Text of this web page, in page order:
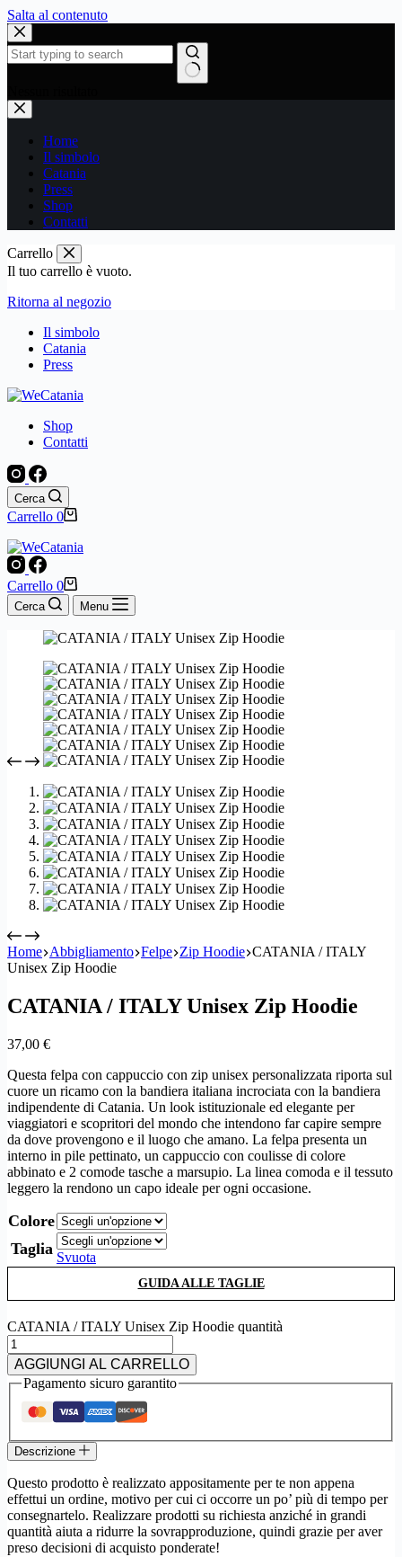
Salta al contenuto
Home
Il simbolo
Catania
Press
Shop
Contatti
Carrello
Il tuo carrello è vuoto.
Ritorna al negozio
Il simbolo
Catania
Press
Shop
Contatti
Cerca
Carrello 0
Carrello 0
Cerca Menu
Home Abbigliamento Felpe Zip Hoodie CATANIA / ITALY
Unisex Zip Hoodie
CATANIA / ITALY Unisex Zip Hoodie
37,00 €
Questa felpa con cappuccio con zip unisex personalizzata riporta sul
cuore un ricamo con la bandiera italiana incrociata con la bandiera
indipendente di Catania. Un look istituzionale ed elegante per
viaggiatori e scopritori del mondo che intendono far capire sempre
da dove provengono e il luogo che amano. La felpa presenta un
interno in pile pettinato, un cappuccio con coulisse di colore
abbinato e 2 comode tasche a marsupio. La linea comoda e il tessuto
leggero la rendono un capo ideale per ogni occasione.
Colore
Taglia Svuota
GUIDA ALLE TAGLIE
CATANIA / ITALY Unisex Zip Hoodie quantità
AGGIUNGI AL CARRELLO
Pagamento sicuro garantito
Descrizione
Questo prodotto è realizzato appositamente per te non appena
effettui un ordine, motivo per cui ci occorre un po’ più di tempo per
consegnartelo. Realizzare prodotti su richiesta anziché in grandi
quantità aiuta a ridurre la sovrapproduzione, quindi grazie per aver
preso decisioni di acquisto ponderate!